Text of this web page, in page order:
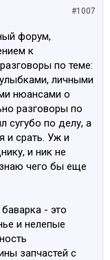
#1007
форум,
к
по теме:
личными
нюансами о
разговоры по
сугубо по делу, а
и срать. Уж и
и ник не
чего бы еще
- это
и нелепые
запчастей с